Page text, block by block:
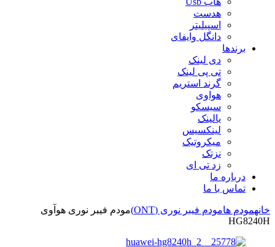
هدست
اسپیلیتر
دانگل وایفای
برندها
دی لینک
تی پی لینک
گرند استریم
هواوی
سیسکو
یالینک
لینکسیس
میکروتیک
نزتک
زد تی ای
درباره ما
تماس با ما
خانهمودم هامودم فیبر نوری (ONT)
مودم فیبر نوری هوآوی
HG8240H